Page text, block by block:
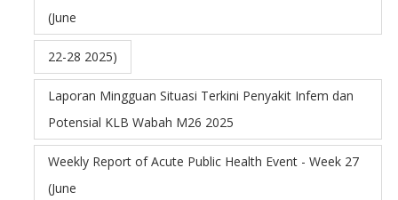
(June
22-28 2025)
Laporan Mingguan Situasi Terkini Penyakit Infem dan
Potensial KLB Wabah M26 2025
Weekly Report of Acute Public Health Event - Week 27
(June